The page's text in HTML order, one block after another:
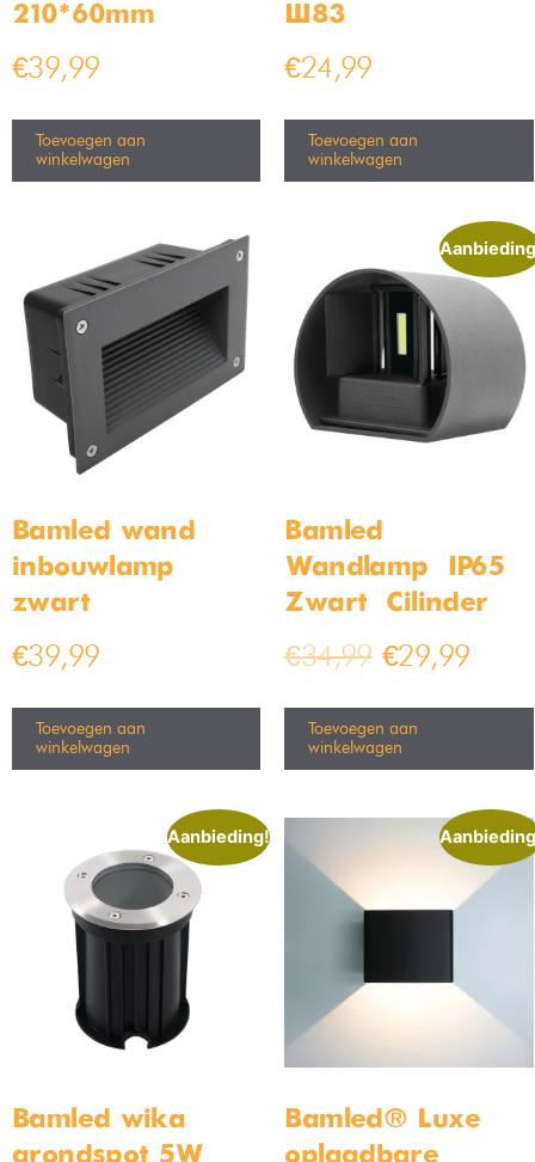
210*60mm
€39,99
Toevoegen aan
winkelwagen
Ø83
€24,99
Toevoegen aan
winkelwagen
Bamled wand
inbouwlamp
zwart
€39,99
Toevoegen aan
winkelwagen
Bamled
Wandlamp – IP65 –
Zwart – Cilinder
€34,99 €29,99
Toevoegen aan
winkelwagen
Aanbieding!
Bamled wika
grondspot 5W
Bamled® Luxe
oplaadbare